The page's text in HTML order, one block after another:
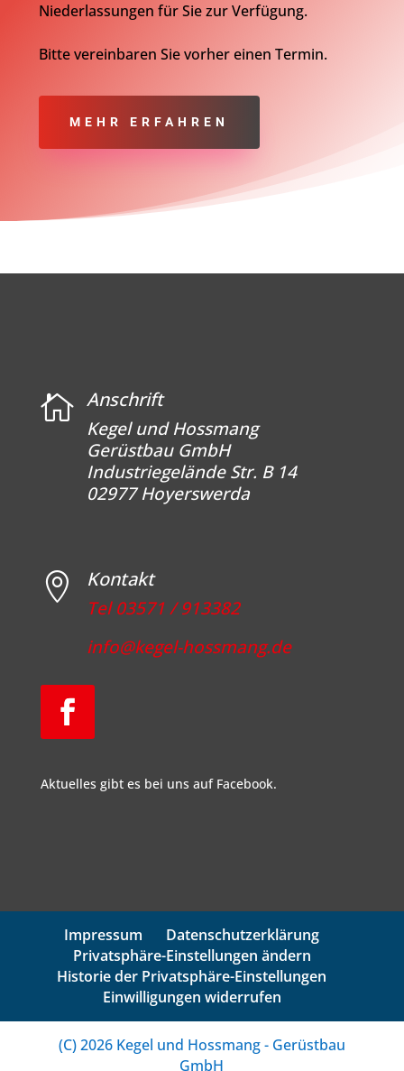
Niederlassungen für Sie zur Verfügung.
Bitte vereinbaren Sie vorher einen Termin.
MEHR ERFAHREN
 Anschrift
Kegel und Hossmang
Gerüstbau GmbH
Industriegelände Str. B 14
02977 Hoyerswerda
 Kontakt
Tel 03571 / 913382‬
info@kegel-hossmang.de
Aktuelles gibt es bei uns auf Facebook.
Impressum
Datenschutzerklärung
Privatsphäre-Einstellungen ändern
Historie der Privatsphäre-Einstellungen
Einwilligungen widerrufen
(C) 2026 Kegel und Hossmang - Gerüstbau
GmbH